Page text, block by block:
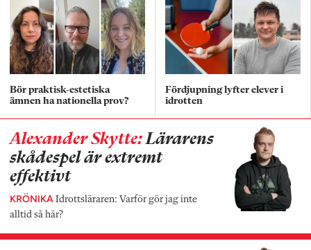
Bör praktisk-estetiska
ämnen ha nationella prov?
Fördjupning lyfter elever i
idrotten
Alexander Skytte:Lärarens
skådespel är extremt
effektivt
KRÖNIKA Idrottsläraren: Varför gör jag inte
alltid så här?